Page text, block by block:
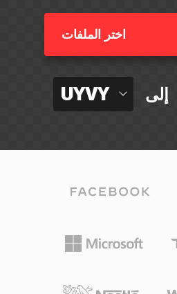
اختر الملفات
UYVY إلى